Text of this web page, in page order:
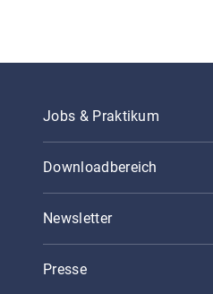
Jobs & Praktikum
Downloadbereich
Newsletter
Presse